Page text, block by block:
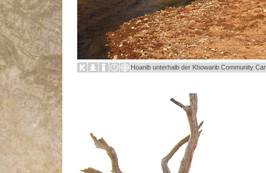
Hoanib unterhalb der Khowarib Community